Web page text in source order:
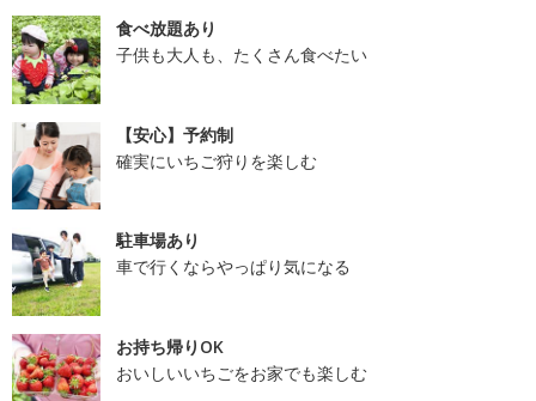
食べ放題あり
子供も大人も、たくさん食べたい
【安心】予約制
確実にいちご狩りを楽しむ
駐車場あり
車で行くならやっぱり気になる
お持ち帰りOK
おいしいいちごをお家でも楽しむ